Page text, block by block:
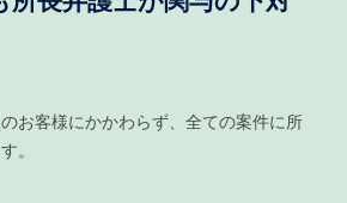
お客様にかかわらず、全ての案件に所
。